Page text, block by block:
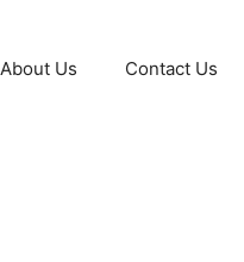
About Us Contact Us